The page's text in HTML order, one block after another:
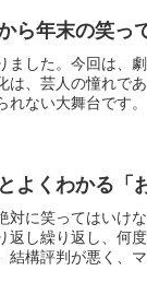
ら年末の笑っ
ました。今回は、
は、芸人の憧れで
ない大舞台です。
よくわかる「
対に笑ってはいけ
返し繰り返し、何
結構評判が悪く、